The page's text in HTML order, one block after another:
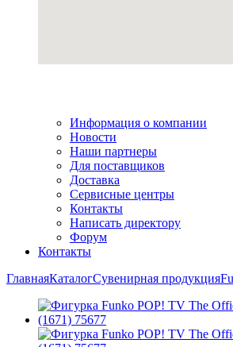
Информация о компании
Новости
Наши партнеры
Для поставщиков
Доставка
Сервисные центры
Контакты
Написать директору
Форум
Контакты
ГлавнаяКаталогСувенирная продукция